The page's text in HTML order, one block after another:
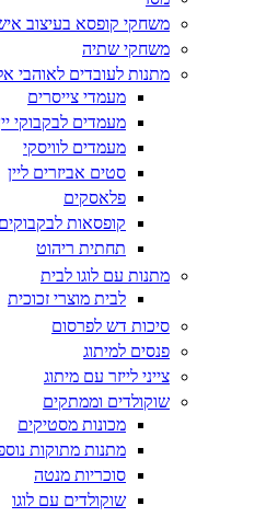
משחקי קופסא בעיצוב
משחקי שתיה
מתנות לעובדים לאוהבי
מעמדי צייסרים
מעמדים לבקבוקי
מעמדים לוויסקי
סטים אביזרים ליין
פלאסקים
קופסאות לבקבוקים
תחתית ריהוט
מתנות עם לוגו לבית
לבית מוצרי זכוכית
סיכות דש לפרסום
פנסים למיתוג
צייני לייזר עם מיתוג
שוקולדים וממתקים
מכונות מסטיקים
מתנות מתוקות
סוכריות מנטה
שוקולדים עם לוגו